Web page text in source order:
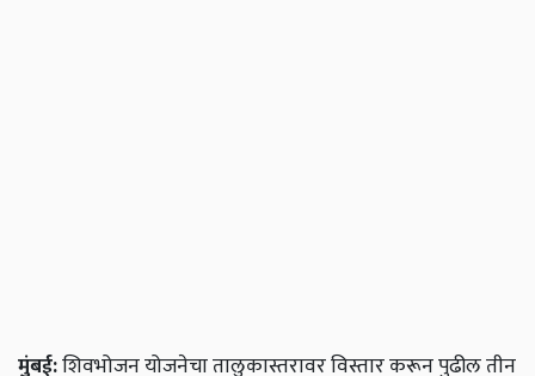
मुंबई:शिवभोजन योजनेचा तालुकास्तरावर विस्तार करून पुढील तीन